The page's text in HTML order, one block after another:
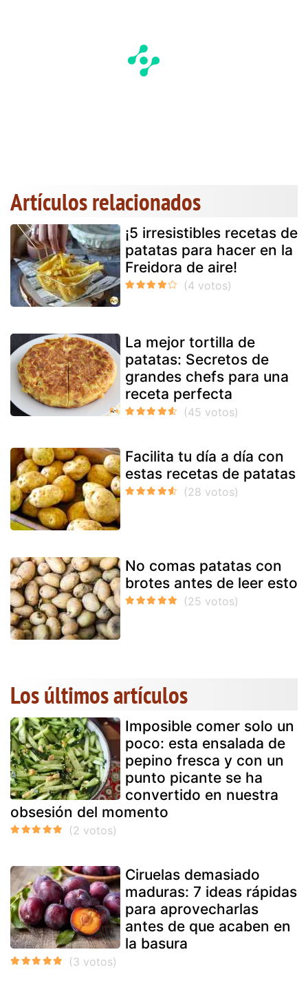
Artículos relacionados
¡5 irresistibles recetas de
patatas para hacer en la
Freidora de aire!
La mejor tortilla de
patatas: Secretos de
grandes chefs para una
receta perfecta
Facilita tu día a día con
estas recetas de patatas
No comas patatas con
brotes antes de leer esto
Los últimos artículos
Imposible comer solo un
poco: esta ensalada de
pepino fresca y con un
punto picante se ha
convertido en nuestra
obsesión del momento
Ciruelas demasiado
maduras: 7 ideas rápidas
para aprovecharlas
antes de que acaben en
la basura